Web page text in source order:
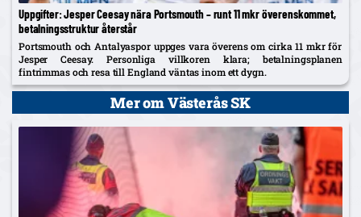
Uppgifter: Jesper Ceesay nära Portsmouth – runt 11 mkr överenskommet,
betalningsstruktur återstår
Portsmouth och Antalyaspor uppges vara överens om cirka 11 mkr för
Jesper Ceesay. Personliga villkoren klara; betalningsplanen
fintrimmas och resa till England väntas inom ett dygn.
Mer om Västerås SK